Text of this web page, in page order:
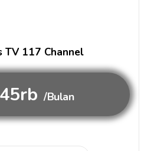
TV 117 Channel
/Bulan